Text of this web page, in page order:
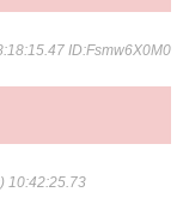
ID:Fsmw6X0M0
10:42:25.73